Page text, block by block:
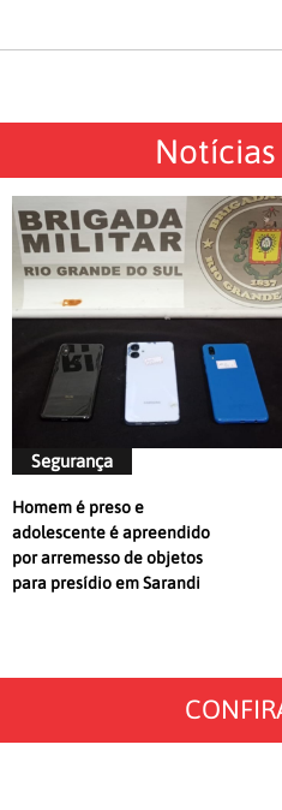
Segurança
Homem é preso e
adolescente é apreendido
por arremesso de objetos
para presídio em Sarandi